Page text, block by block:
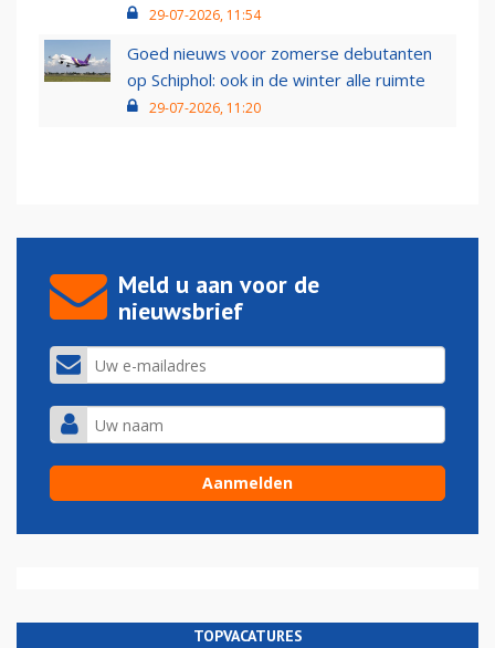
29-07-2026, 11:54
Goed nieuws voor zomerse debutanten
op Schiphol: ook in de winter alle ruimte
29-07-2026, 11:20
Meld u aan voor de
nieuwsbrief
TOPVACATURES